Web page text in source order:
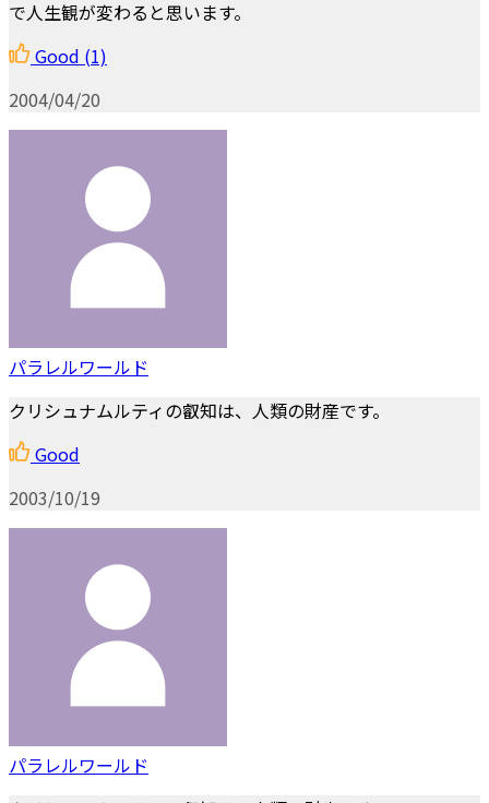
で人生観が変わると思います。
Good (1)
2004/04/20
パラレルワールド
クリシュナムルティの叡知は、人類の財産です。
Good
2003/10/19
パラレルワールド